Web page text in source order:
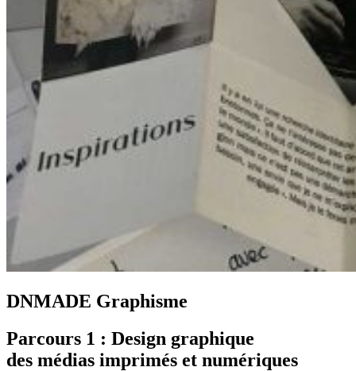
DNMADE Graphisme
Parcours 1 : Design graphique
des médias imprimés et numériques